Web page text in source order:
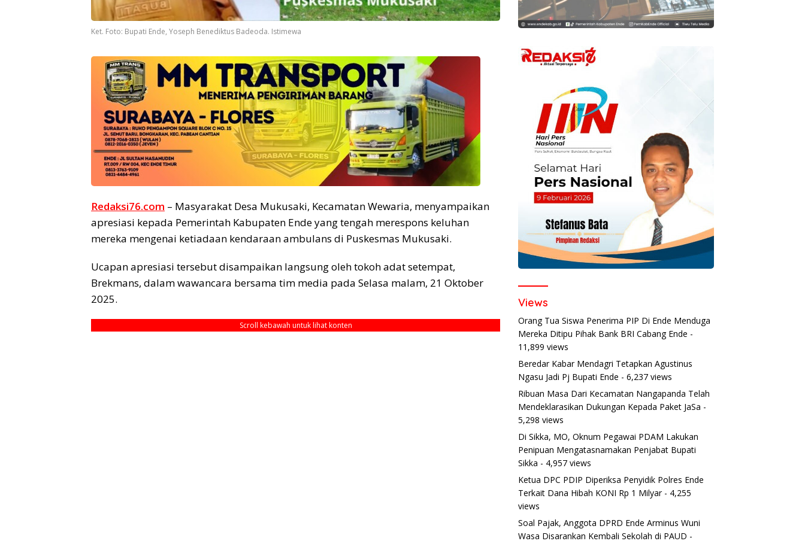
Ket. Foto: Bupati Ende, Yoseph Benediktus Badeoda. Istimewa
Redaksi76.com – Masyarakat Desa Mukusaki, Kecamatan Wewaria, menyampaikan
apresiasi kepada Pemerintah Kabupaten Ende yang tengah merespons keluhan
mereka mengenai ketiadaan kendaraan ambulans di Puskesmas Mukusaki.
Ucapan apresiasi tersebut disampaikan langsung oleh tokoh adat setempat,
Brekmans, dalam wawancara bersama tim media pada Selasa malam, 21 Oktober
2025.
Scroll kebawah untuk lihat konten
Views
Orang Tua Siswa Penerima PIP Di Ende Menduga
Mereka Ditipu Pihak Bank BRI Cabang Ende -
11,899 views
Beredar Kabar Mendagri Tetapkan Agustinus
Ngasu Jadi Pj Bupati Ende - 6,237 views
Ribuan Masa Dari Kecamatan Nangapanda Telah
Mendeklarasikan Dukungan Kepada Paket JaSa -
5,298 views
Di Sikka, MO, Oknum Pegawai PDAM Lakukan
Penipuan Mengatasnamakan Penjabat Bupati
Sikka - 4,957 views
Ketua DPC PDIP Diperiksa Penyidik Polres Ende
Terkait Dana Hibah KONI Rp 1 Milyar- 4,255
views
Soal Pajak, Anggota DPRD Ende Arminus Wuni
Wasa Disarankan Kembali Sekolah di PAUD -